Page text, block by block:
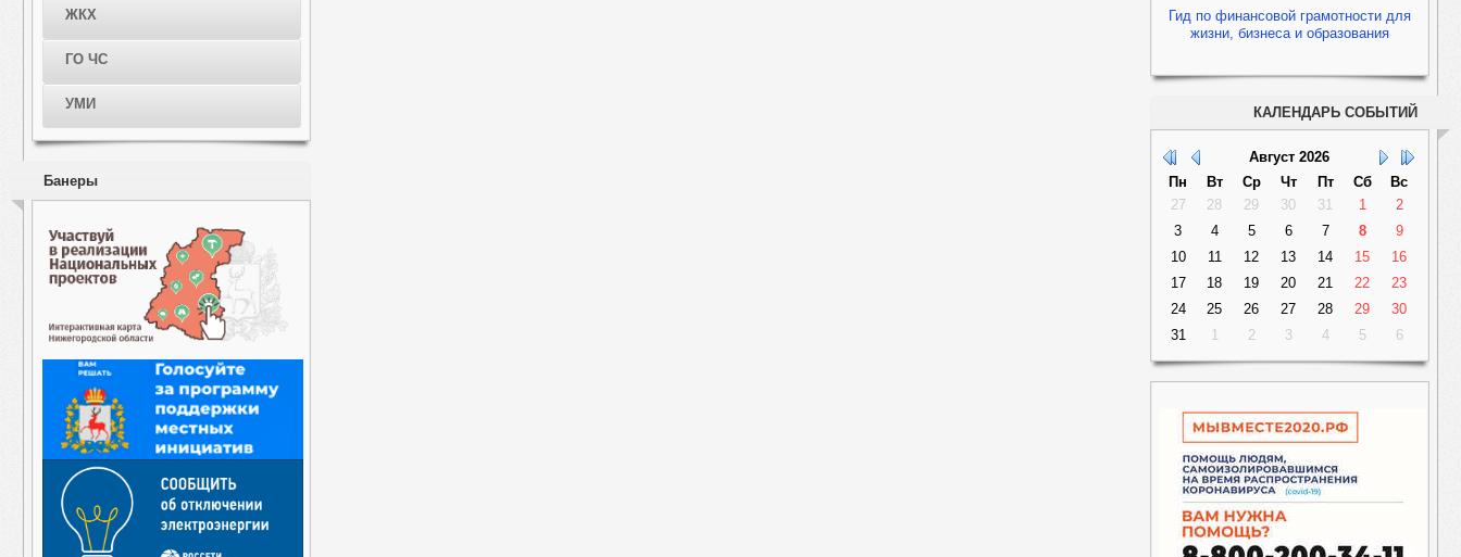
ЖКХ
ГО ЧС
УМИ
Банеры
Гид по финансовой грамотности для
жизни, бизнеса и образования
КАЛЕНДАРЬ СОБЫТИЙ
Август 2026
Пн
Вт Ср Чт Пт Сб
Вс
27
28 29 30 31 1
2
3
4 5 6 7 8
9
10
11 12 13 14 15
16
17
18 19 20 21 22
23
24
25 26 27 28 29
30
31
1 2 3 4 5 6